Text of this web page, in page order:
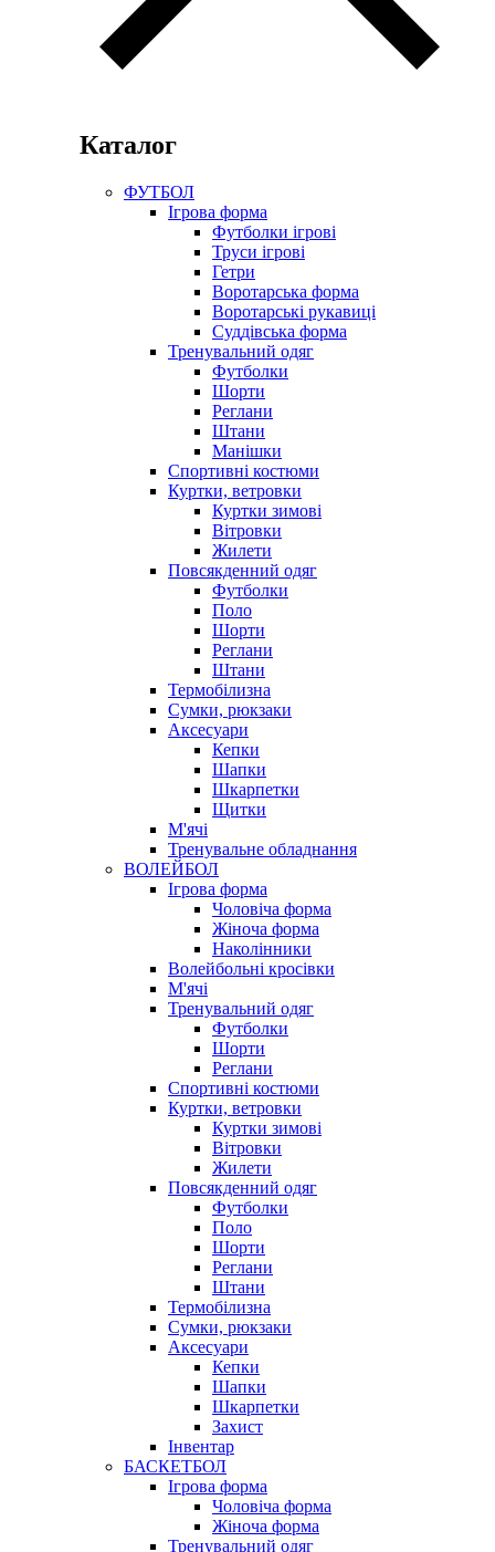
Каталог
ФУТБОЛ
Ігрова форма
Футболки ігрові
Труси ігрові
Гетри
Воротарська форма
Воротарські рукавиці
Суддівська форма
Тренувальний одяг
Футболки
Шорти
Реглани
Штани
Манішки
Спортивні костюми
Куртки, ветровки
Куртки зимові
Вітровки
Жилети
Повсякденний одяг
Футболки
Поло
Шорти
Реглани
Штани
Термобілизна
Сумки, рюкзаки
Аксесуари
Кепки
Шапки
Шкарпетки
Щитки
М'ячі
Тренувальне обладнання
ВОЛЕЙБОЛ
Ігрова форма
Чоловіча форма
Жіноча форма
Наколінники
Волейбольні кросівки
М'ячі
Тренувальний одяг
Футболки
Шорти
Реглани
Спортивні костюми
Куртки, ветровки
Куртки зимові
Вітровки
Жилети
Повсякденний одяг
Футболки
Поло
Шорти
Реглани
Штани
Термобілизна
Сумки, рюкзаки
Аксесуари
Кепки
Шапки
Шкарпетки
Захист
Інвентар
БАСКЕТБОЛ
Ігрова форма
Чоловіча форма
Жіноча форма
Тренувальний одяг